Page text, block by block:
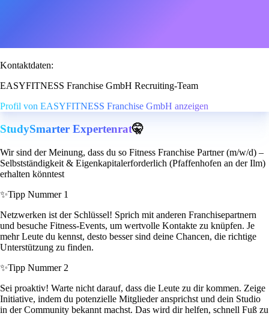
Kontaktdaten:
EASYFITNESS Franchise GmbH Recruiting-Team
Profil von EASYFITNESS Franchise GmbH anzeigen
StudySmarter Expertenrat🤫
Wir sind der Meinung, dass du so Fitness Franchise Partner (m/w/d) –
Selbstständigkeit & Eigenkapitalerforderlich (Pfaffenhofen an der Ilm)
erhalten könntest
✨Tipp Nummer 1
Netzwerken ist der Schlüssel! Sprich mit anderen Franchisepartnern
und besuche Fitness-Events, um wertvolle Kontakte zu knüpfen. Je
mehr Leute du kennst, desto besser sind deine Chancen, die richtige
Unterstützung zu finden.
✨Tipp Nummer 2
Sei proaktiv! Warte nicht darauf, dass die Leute zu dir kommen. Zeige
Initiative, indem du potenzielle Mitglieder ansprichst und dein Studio
in der Community bekannt machst. Das wird dir helfen, schnell Fuß zu